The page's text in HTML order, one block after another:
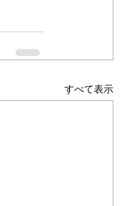
すべて表示